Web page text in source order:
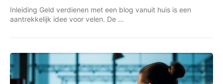
Inleiding Geld verdienen met een blog vanuit huis is een
aantrekkelijk idee voor velen. De ...